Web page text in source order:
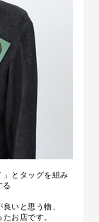
」とタッグを組み
る
いと思う物、
お店です。